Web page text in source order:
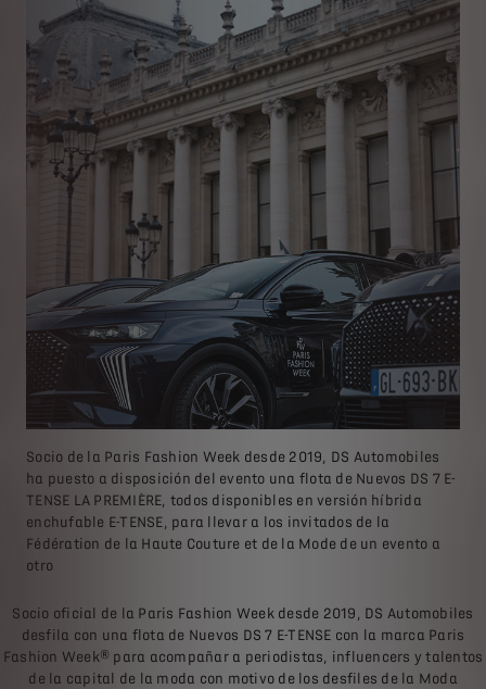
Socio de la Paris Fashion Week desde 2019, DS Automobiles
ha puesto a disposición del evento una flota de Nuevos DS 7 E-
TENSE LA PREMIÈRE, todos disponibles en versión híbrida
enchufable E-TENSE, para llevar a los invitados de la
Fédération de la Haute Couture et de la Mode de un evento a
otro
Socio oficial de la Paris Fashion Week desde 2019, DS Automobiles
desfila con una flota de Nuevos DS 7 E-TENSE con la marca Paris
Fashion Week® para acompañar a periodistas, influencers y talentos
de la capital de la moda con motivo de los desfiles de la Moda